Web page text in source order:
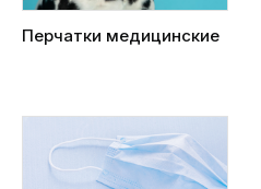
Перчатки медицинские